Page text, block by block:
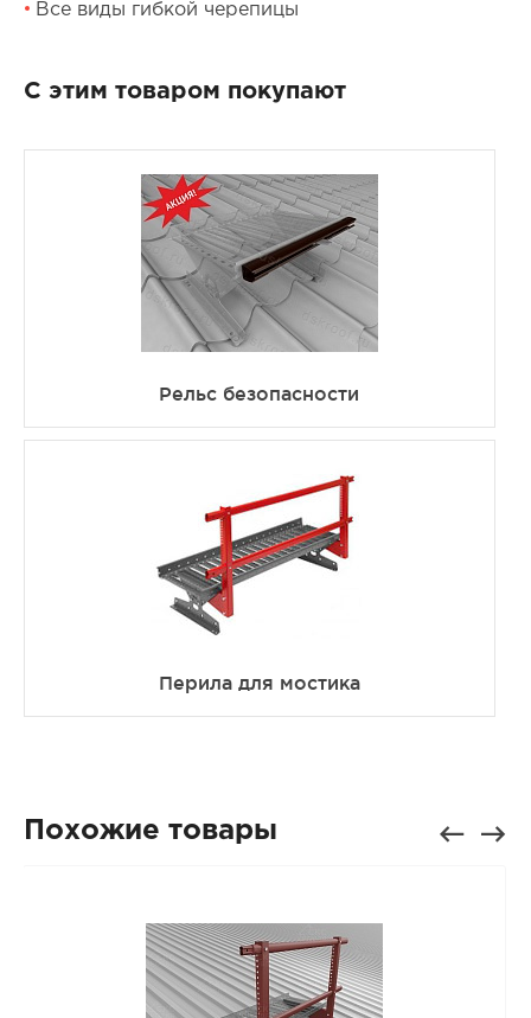
Все виды гибкой черепицы
С этим товаром покупают
Рельс безопасности
Перила для мостика
Похожие товары